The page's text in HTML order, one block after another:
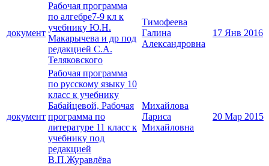
документ
Рабочая программа
по алгебре7-9 кл к
учебнику Ю.Н.
Макарычева и др под
редакцией С.А.
Теляковского
Тимофеева
Галина
Александровна
17 Янв 2016
документ
Рабочая программа
по русскому языку 10
класс к учебнику
Бабайцевой, Рабочая
программа по
литературе 11 класс к
учебнику под
редакцией
В.П.Журавлёва
Михайлова
Лариса
Михайловна
20 Мар 2015